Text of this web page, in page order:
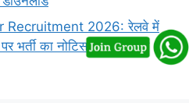
Recruitment 2026: रेलवे में
का नोटिस जारी, यहाँ से